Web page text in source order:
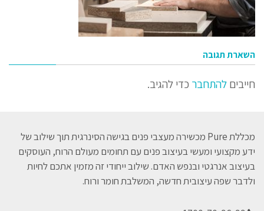
השארת תגובה
חייבים להתחבר כדי להגיב.
מכללת Pure מכשירה מעצבי פנים בגישה הסינרגית תוך שילוב של
ידע מקצועי ומעשי בעיצוב פנים עם תחומים מעולם הרוח, העוסקים
בעיצוב אנרגטי ובנפש האדם. שילוב ייחודי זה מזמין אתכם לחיות
ולדבר שפה עיצובית חדשה, המשלבת חומר ורוח.